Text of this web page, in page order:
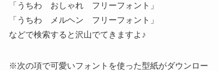
「うちわ おしゃれ フリーフォント」
「うちわ メルヘン フリーフォント」
などで検索すると沢山でてきますよ♪
※次の項で可愛いフォントを使った型紙がダウンロー